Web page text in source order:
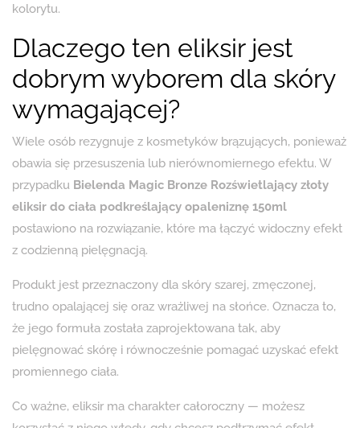
kolorytu.
Dlaczego ten eliksir jest
dobrym wyborem dla skóry
wymagającej?
Wiele osób rezygnuje z kosmetyków brązujących, ponieważ
obawia się przesuszenia lub nierównomiernego efektu. W
przypadku Bielenda Magic Bronze Rozświetlający złoty
eliksir do ciała podkreślający opaleniznę 150ml
postawiono na rozwiązanie, które ma łączyć widoczny efekt
z codzienną pielęgnacją.
Produkt jest przeznaczony dla skóry szarej, zmęczonej,
trudno opalającej się oraz wrażliwej na słońce. Oznacza to,
że jego formuła została zaprojektowana tak, aby
pielęgnować skórę i równocześnie pomagać uzyskać efekt
promiennego ciała.
Co ważne, eliksir ma charakter całoroczny — możesz